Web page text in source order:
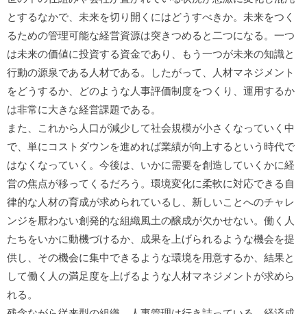
とするなかで、未来を切り開くにはどうすべきか。未来をつく
るための管理可能な経営資源は突きつめると二つになる。一つ
は未来の価値に投資する資金であり、もう一つが未来の知識と
行動の源泉である人材である。したがって、人材マネジメント
をどうするか、どのような人事評価制度をつくり、運用するか
は非常に大きな経営課題である。
また、これから人口が減少して社会規模が小さくなっていく中
で、単にコストダウンを進めれば業績が向上するという時代で
はなくなっていく。今後は、いかに需要を創造していくかに経
営の焦点が移ってくるだろう。環境変化に柔軟に対応できる自
律的な人材の育成が求められているし、新しいことへのチャレ
ンジを厭わない創発的な組織風土の醸成が欠かせない。働く人
たちをいかに動機づけるか、成果を上げられるような機会を提
供し、その機会に集中できるような環境を用意するか、結果と
して働く人の満足度を上げるような人材マネジメントが求めら
れる。